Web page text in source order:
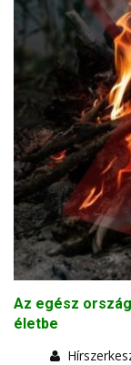
Az egész
életbe